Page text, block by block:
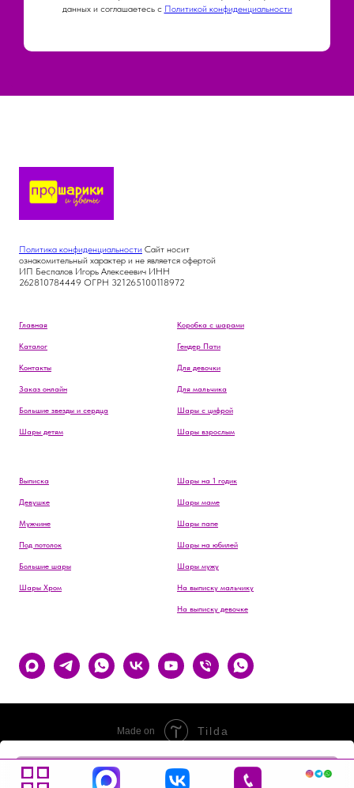
В корзину
данных и соглашаетесь c Политикой конфиденциальности
Политика конфиденциальности Сайт носит
ознакомительный характер и не является офертой
ИП Беспалов Игорь Алексеевич ИНН
262810784449 ОГРН 321265100118972
Главная
Каталог
Контакты
Заказ онлайн
Большие звезды и сердца
Шары детям
Коробка с шарами
Гендер Пати
Для девочки
Для мальчика
Шары с цифрой
Шары взрослым
Выписка
Девушке
Мужчине
Под потолок
Большие шары
Шары Хром
Шары на 1 годик
Шары маме
Шары папе
Шары на юбилей
Шары мужу
На выписку мальчику
На выписку девочке
Made on Tilda